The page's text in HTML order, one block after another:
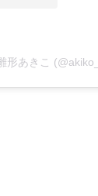
形あきこ